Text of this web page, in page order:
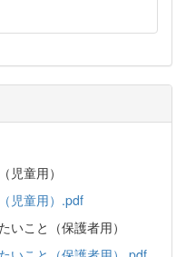
児童用）
児童用）.pdf
いこと（保護者用）